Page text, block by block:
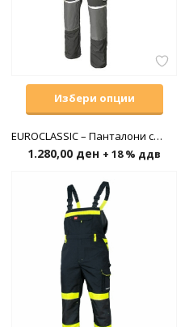
Избери опции
EUROCLASSIC – Панталони со прерамки
1.280,00 ден + 18 % ддв